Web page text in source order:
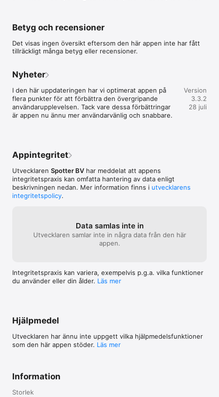
Inte användare än? Gå till www.spottergps.com och välj
Betyg och recensioner
Det visas ingen översikt eftersom den här appen inte har fått
tillräckligt många betyg eller recensioner.
Nyheter
I den här uppdateringen har vi optimerat appen på
flera punkter för att förbättra den övergripande
användarupplevelsen. Tack vare dessa förbättringar
är appen nu ännu mer användarvänlig och snabbare.
Version
3.3.2
28 juli
Appintegritet
Utvecklaren Spotter BV har meddelat att appens
integritetspraxis kan omfatta hantering av data enligt
beskrivningen nedan. Mer information finns i utvecklarens
integritetspolicy.
Data samlas inte in
Utvecklaren samlar inte in några data från den här
appen.
Integritetspraxis kan variera, exempelvis p.g.a. vilka funktioner
du använder eller din ålder. Läs mer
Hjälpmedel
Utvecklaren har ännu inte uppgett vilka hjälpmedels­funktioner
som den här appen stöder. Läs mer
Information
Storlek